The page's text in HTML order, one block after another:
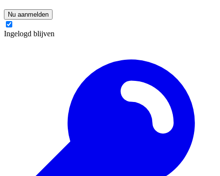
Nu aanmelden
Ingelogd blijven